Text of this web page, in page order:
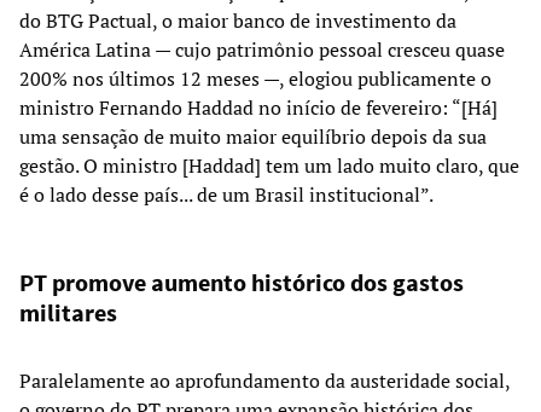
do BTG Pactual, o maior banco de investimento da
América Latina — cujo patrimônio pessoal cresceu quase
200% nos últimos 12 meses —, elogiou publicamente o
ministro Fernando Haddad no início de fevereiro: “[Há]
uma sensação de muito maior equilíbrio depois da sua
gestão. O ministro [Haddad] tem um lado muito claro, que
é o lado desse país... de um Brasil institucional”.
PT promove aumento histórico dos gastos
militares
Paralelamente ao aprofundamento da austeridade social,